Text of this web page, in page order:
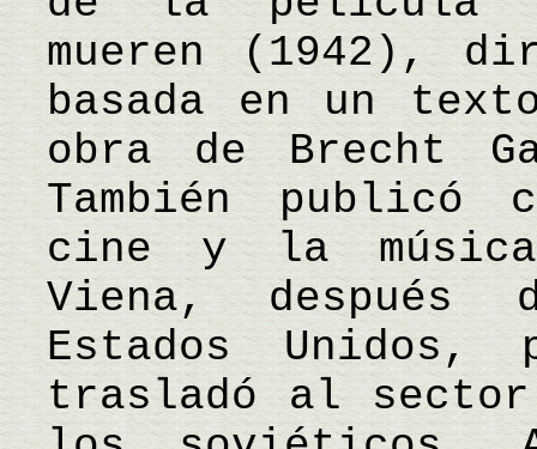
mueren (1942),
basada en un
obra de Brecht
También publicó
cine y la
Viena, después
Estados
trasladó al sector